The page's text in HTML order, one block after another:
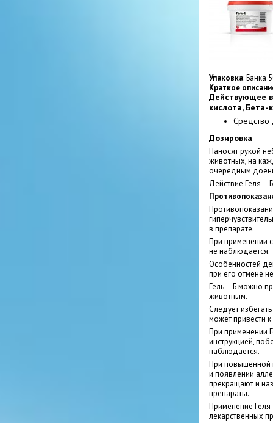
Упаковка: Банка
Краткое
Действующее
кислота, Бета-
Средство
Дозировка
Наносят рукой
животных, на
очередным
Действие Геля –
в препарате.
При применении
не наблюдается.
Особенностей
при его отмене
Гель – Б можно
животным.
Следует
может привести
При применении
инструкцией,
наблюдается.
При повышенной
и появлении
прекращают и
препараты.
Применение
лекарственных